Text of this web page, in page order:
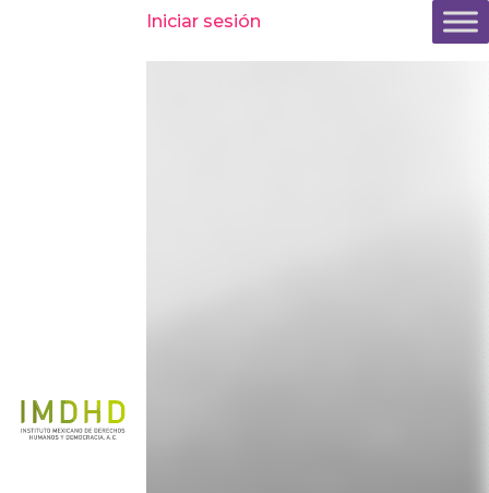
Iniciar sesión
Comunicación»Blog»Factores de persistencia